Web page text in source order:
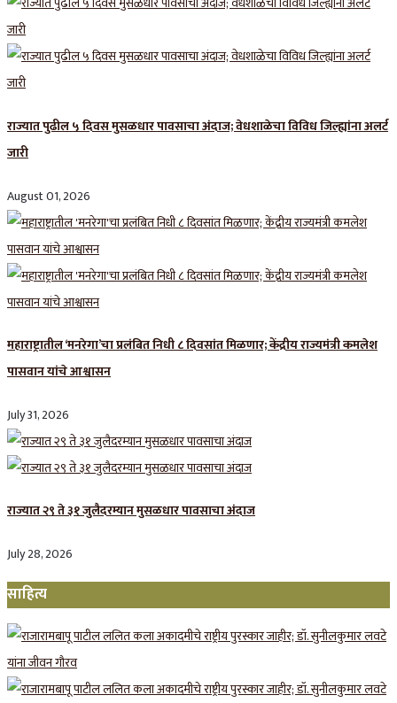
राज्यात पुढील ५ दिवस मुसळधार पावसाचा अंदाज; वेधशाळेचा विविध जिल्ह्यांना अलर्ट
जारी
August 01, 2026
महाराष्ट्रातील ‘मनरेगा’चा प्रलंबित निधी ८ दिवसांत मिळणार; केंद्रीय राज्यमंत्री कमलेश
पासवान यांचे आश्वासन
July 31, 2026
राज्यात २९ ते ३१ जुलैदरम्यान मुसळधार पावसाचा अंदाज
July 28, 2026
साहित्य